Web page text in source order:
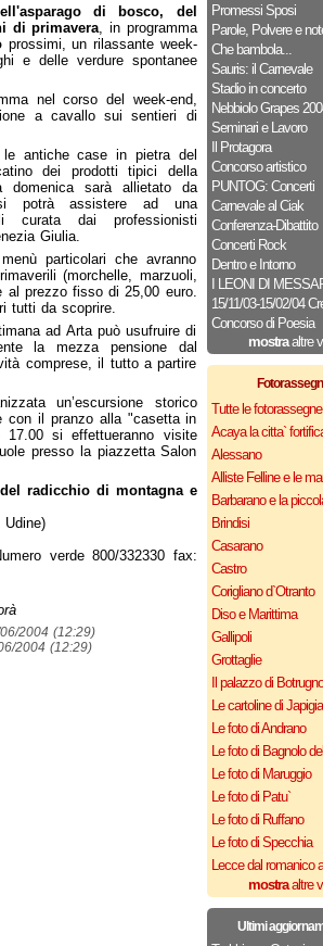
Promessi Sposi
Parole, Polvere e
Che bambola...
Sauris: il Carnevale
Stadio in concerto
Nebbiolo Grapes
Seminari e Lavoro
Il Protagora
Concorso artistico
PUNTOG: Concerti
Carnevale al Ciak
Conferenza-Dibattito
Concerti Rock
Dentro e Intorno
I LEONI DI
15/11/03-15/02/04
Concorso di Poesia
mostraaltre
Tutte le fotorassegne
Acaya la citta`
Alessano
Alliste Felline e le
Barbarano e la
Brindisi
Casarano
Castro
Corigliano d`Otranto
Diso e Marittima
Gallipoli
Grottaglie
Il palazzo di Botrugno
Le cartoline di Japigia
Le foto di Andrano
Le foto di Bagnolo
Le foto di Maruggio
Le foto di Patu`
Le foto di Ruffano
Le foto di Specchia
Lecce dal romanico
mostraaltre
Ultimi
di bosco, del
di primavera, in programma
prossimi, un rilassante week-
e delle verdure spontanee
nel corso del week-end,
a cavallo sui sentieri di
antiche case in pietra del
dei prodotti tipici della
domenica sarà allietato da
si potrà assistere ad una
curata dai professionisti
Giulia.
particolari che avranno
(morchelle, marzuoli,
al prezzo fisso di 25,00 euro.
tutti da scoprire.
ad Arta può usufruire di
la mezza pensione dal
comprese, il tutto a partire
un’escursione storico
con il pranzo alla "casetta in
si effettueranno visite
presso la piazzetta Salon
radicchio di montagna e
Udine)
verde 800/332330 fax:
2004 (12:29)
2004 (12:29)